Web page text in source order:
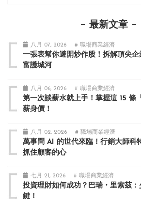
最新文章
八月 07, 2026 # 職場商業經濟
一張表幫你避開炒作股！拆解頂尖
富護城河
八月 06, 2026 # 職場商業經濟
第一次談薪水就上手！掌握這 15 條
薪身價！
八月 02, 2026 # 職場商業經濟
萬事問 AI 的世代來臨！行銷大師科
抓住顧客的心
七月 21, 2026 # 職場商業經濟
投資理財如何成功？巴瑞・里索茲：
鍵！